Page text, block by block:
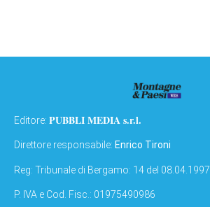
Editore: PUBBLI MEDIA s.r.l.
Direttore responsabile: Enrico Tironi
Reg: Tribunale di Bergamo: 14 del 08.04.1997
P. IVA e Cod. Fisc.: 01975490986